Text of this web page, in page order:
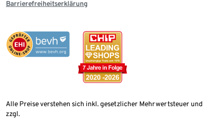
Barrierefreiheitserklärung
Alle Preise verstehen sich inkl. gesetzlicher Mehrwertsteuer und
zzgl.